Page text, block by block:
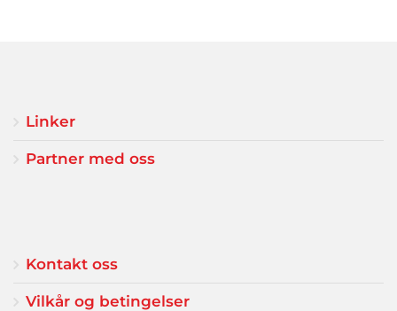
Linker
Partner med oss
Kontakt oss
Vilkår og betingelser